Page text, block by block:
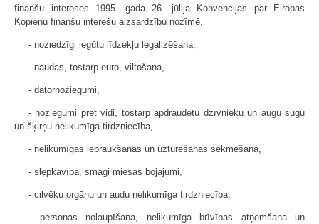
finanšu intereses 1995. gada 26. jūlija Konvencijas par Eiropas
Kopienu finanšu interešu aizsardzību nozīmē,
- noziedzīgi iegūtu līdzekļu legalizēšana,
- naudas, tostarp euro, viltošana,
- datornoziegumi,
- noziegumi pret vidi, tostarp apdraudētu dzīvnieku un augu sugu
un šķirņu nelikumīga tirdzniecība,
- nelikumīgas iebraukšanas un uzturēšanās sekmēšana,
- slepkavība, smagi miesas bojājumi,
- cilvēku orgānu un audu nelikumīga tirdzniecība,
- personas nolaupīšana, nelikumīga brīvības atņemšana un